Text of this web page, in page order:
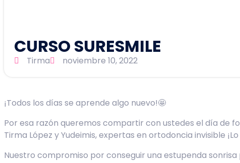
CURSO SURESMILE
Tirma noviembre 10, 2022
¡Todos los días se aprende algo nuevo!🤩
Por esa razón queremos compartir con ustedes el día de
Tirma López y Yudeimis, expertas en ortodoncia invisible
Nuestro compromiso por conseguir una estupenda